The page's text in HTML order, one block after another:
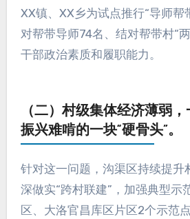
XX镇、XX乡为试点推行“导师帮
对帮带导师74名、结对帮带村“
干部政治素质和履职能力。
（二）村级集体经济薄弱
振兴难啃的一块“硬骨头”。
针对这一问题，沟渠区持续提升
深做实“跨村联建”，加强典型示
区、大洛官昌库区片区2个示范